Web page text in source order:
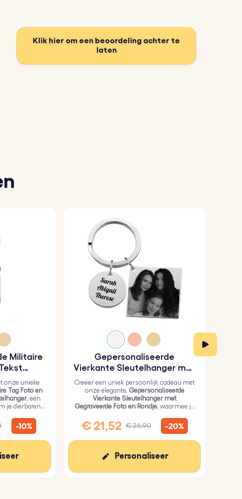
Klik hier om een beoordeling achter te
laten
Militaire
onze unieke
Tag Foto en
, een
je dierbaren
-10%
Gepersonaliseerde
Vierkante Sleutelhanger met
Gegraveerde Foto en Rondje
Creëer een uniek persoonlijk cadeau met
onze elegante, Gepersonaliseerde
Vierkante Sleutelhanger met
Gegraveerde Foto en Rondje, waarmee je
tekst op het rondje kunt zetten.
€ 21,52 € 26,90 -20%
Personaliseer